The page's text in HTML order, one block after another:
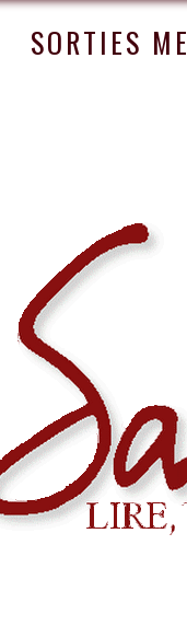
SORTIES